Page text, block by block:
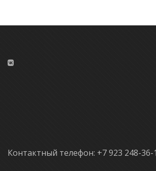
Контактный телефон: +7 923 248-36-